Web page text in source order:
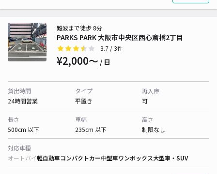
PARKS PARK 大阪市中央区西心斎橋2丁目
難波まで徒歩 8分
3.7 / 3件
¥2,000〜 / 日
貸出時間
24時間営業
タイプ
平置き
再入庫
可
長さ
500cm 以下
車幅
235cm 以下
高さ
制限なし
対応車種
オートバイ軽自動車コンパクトカー中型車ワンボックス大型車・SUV